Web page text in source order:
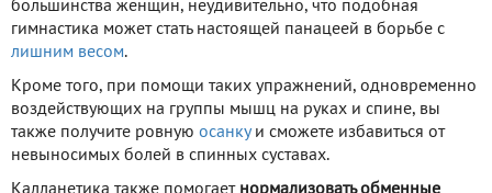
большинства женщин, неудивительно, что подобная
гимнастика может стать настоящей панацеей в борьбе с
лишним весом.
Кроме того, при помощи таких упражнений, одновременно
воздействующих на группы мышц на руках и спине, вы
также получите ровную осанкуи сможете избавиться от
невыносимых болей в спинных суставах.
Калланетика также помогает нормализовать обменные